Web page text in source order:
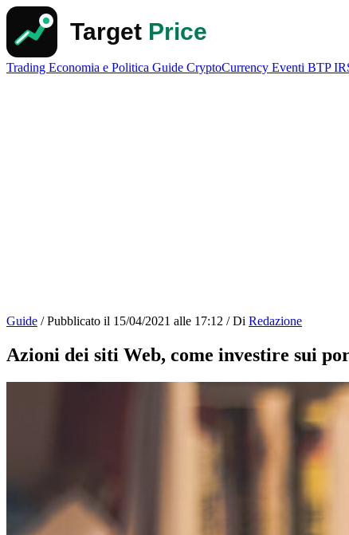
Trading Economia e Politica Guide CryptoCurrency Eventi BTP
Guide / Pubblicato il 15/04/2021 alle 17:12 / Di Redazione
Azioni dei siti Web, come investire sui